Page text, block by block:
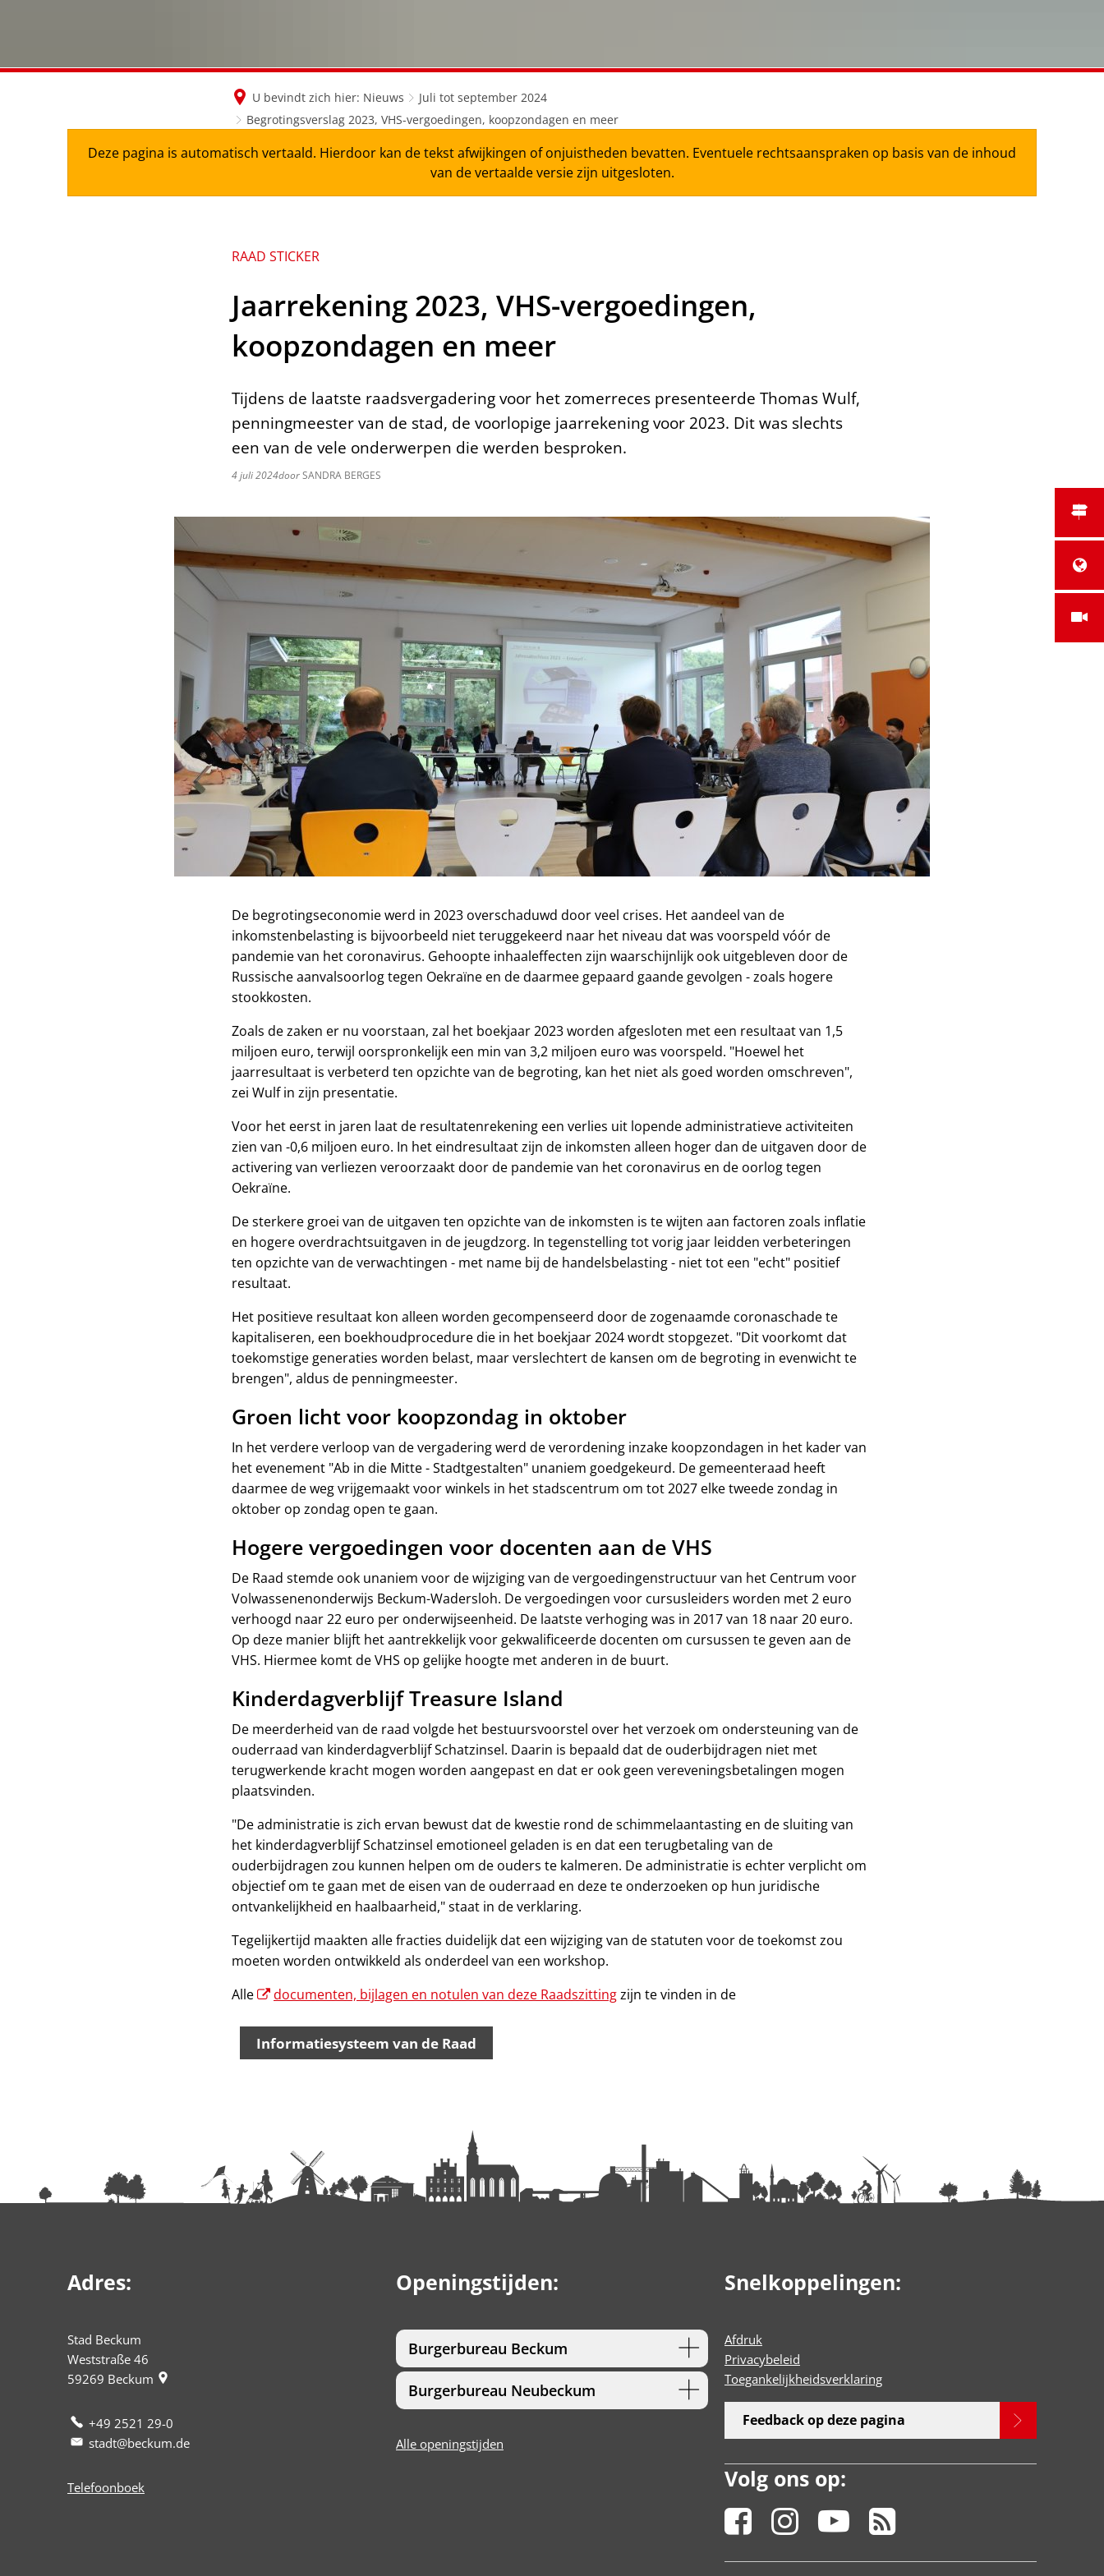
U bevindt zich hier: Nieuws
Juli tot september 2024
Begrotingsverslag 2023, VHS-vergoedingen, koopzondagen en meer
Deze pagina is automatisch vertaald. Hierdoor kan de tekst afwijkingen of onjuistheden bevatten. Eventuele rechtsaanspraken op basis van de inhoud
van de vertaalde versie zijn uitgesloten.
RAAD STICKER
Jaarrekening 2023, VHS-vergoedingen,
koopzondagen en meer
Tijdens de laatste raadsvergadering voor het zomerreces presenteerde Thomas Wulf,
penningmeester van de stad, de voorlopige jaarrekening voor 2023. Dit was slechts
een van de vele onderwerpen die werden besproken.
4 juli 2024doorSANDRA BERGES
De begrotingseconomie werd in 2023 overschaduwd door veel crises. Het aandeel van de
inkomstenbelasting is bijvoorbeeld niet teruggekeerd naar het niveau dat was voorspeld vóór de
pandemie van het coronavirus. Gehoopte inhaaleffecten zijn waarschijnlijk ook uitgebleven door de
Russische aanvalsoorlog tegen Oekraïne en de daarmee gepaard gaande gevolgen - zoals hogere
stookkosten.
Zoals de zaken er nu voorstaan, zal het boekjaar 2023 worden afgesloten met een resultaat van 1,5
miljoen euro, terwijl oorspronkelijk een min van 3,2 miljoen euro was voorspeld. "Hoewel het
jaarresultaat is verbeterd ten opzichte van de begroting, kan het niet als goed worden omschreven",
zei Wulf in zijn presentatie.
Voor het eerst in jaren laat de resultatenrekening een verlies uit lopende administratieve activiteiten
zien van -0,6 miljoen euro. In het eindresultaat zijn de inkomsten alleen hoger dan de uitgaven door de
activering van verliezen veroorzaakt door de pandemie van het coronavirus en de oorlog tegen
Oekraïne.
De sterkere groei van de uitgaven ten opzichte van de inkomsten is te wijten aan factoren zoals inflatie
en hogere overdrachtsuitgaven in de jeugdzorg. In tegenstelling tot vorig jaar leidden verbeteringen
ten opzichte van de verwachtingen - met name bij de handelsbelasting - niet tot een "echt" positief
resultaat.
Het positieve resultaat kon alleen worden gecompenseerd door de zogenaamde coronaschade te
kapitaliseren, een boekhoudprocedure die in het boekjaar 2024 wordt stopgezet. "Dit voorkomt dat
toekomstige generaties worden belast, maar verslechtert de kansen om de begroting in evenwicht te
brengen", aldus de penningmeester.
Groen licht voor koopzondag in oktober
In het verdere verloop van de vergadering werd de verordening inzake koopzondagen in het kader van
het evenement "Ab in die Mitte - Stadtgestalten" unaniem goedgekeurd. De gemeenteraad heeft
daarmee de weg vrijgemaakt voor winkels in het stadscentrum om tot 2027 elke tweede zondag in
oktober op zondag open te gaan.
Hogere vergoedingen voor docenten aan de VHS
De Raad stemde ook unaniem voor de wijziging van de vergoedingenstructuur van het Centrum voor
Volwassenenonderwijs Beckum-Wadersloh. De vergoedingen voor cursusleiders worden met 2 euro
verhoogd naar 22 euro per onderwijseenheid. De laatste verhoging was in 2017 van 18 naar 20 euro.
Op deze manier blijft het aantrekkelijk voor gekwalificeerde docenten om cursussen te geven aan de
VHS. Hiermee komt de VHS op gelijke hoogte met anderen in de buurt.
Kinderdagverblijf Treasure Island
De meerderheid van de raad volgde het bestuursvoorstel over het verzoek om ondersteuning van de
ouderraad van kinderdagverblijf Schatzinsel. Daarin is bepaald dat de ouderbijdragen niet met
terugwerkende kracht mogen worden aangepast en dat er ook geen vereveningsbetalingen mogen
plaatsvinden.
"De administratie is zich ervan bewust dat de kwestie rond de schimmelaantasting en de sluiting van
het kinderdagverblijf Schatzinsel emotioneel geladen is en dat een terugbetaling van de
ouderbijdragen zou kunnen helpen om de ouders te kalmeren. De administratie is echter verplicht om
objectief om te gaan met de eisen van de ouderraad en deze te onderzoeken op hun juridische
ontvankelijkheid en haalbaarheid," staat in de verklaring.
Tegelijkertijd maakten alle fracties duidelijk dat een wijziging van de statuten voor de toekomst zou
moeten worden ontwikkeld als onderdeel van een workshop.
Alle
documenten, bijlagen en notulen van deze Raadszittingzijn te vinden in de
Informatiesysteem van de Raad
Adres:
Stad Beckum
Weststraße 46
59269 Beckum
+49 2521 29-0
stadt@beckum.de
Telefoonboek
Openingstijden:
Burgerbureau Beckum
Burgerbureau Neubeckum
Alle openingstijden
Snelkoppelingen:
Afdruk
Privacybeleid
Toegankelijkheidsverklaring
Feedback op deze pagina
Volg ons op: